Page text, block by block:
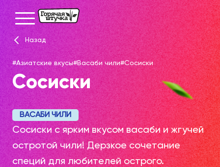
Назад
#Азиатские вкусы#Васаби чили#Сосиски
Сосиски
ВАСАБИ ЧИЛИ
Сосиски с ярким вкусом васаби и жгучей
остротой чили! Дерзкое сочетание
специй для любителей острого.